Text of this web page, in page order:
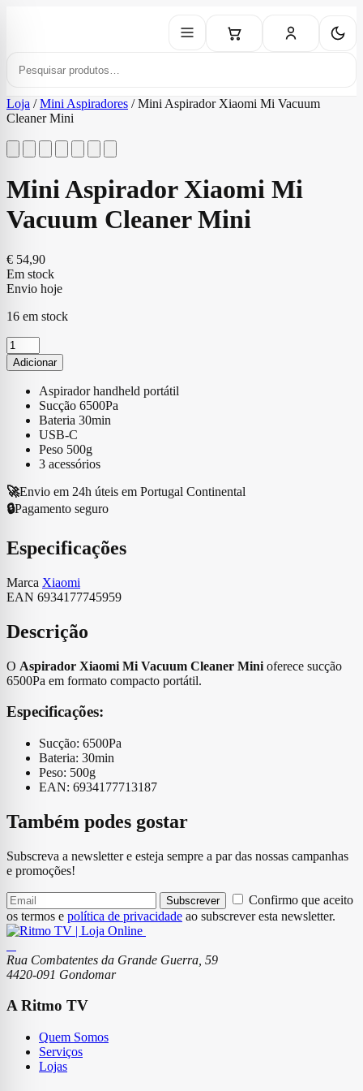
Loja / Mini Aspiradores / Mini Aspirador Xiaomi Mi Vacuum
Cleaner Mini
Mini Aspirador Xiaomi Mi
Vacuum Cleaner Mini
€ 54,90
Em stock
Envio hoje
16 em stock
Quantidade
de
Mini
Aspirador
Xiaomi
Vacuum
Cleaner
Mini
Adicionar
Aspirador handheld portátil
Sucção 6500Pa
Bateria 30min
USB-C
Peso 500g
3 acessórios
🚀Envio em 24h úteis em Portugal Continental
🔒Pagamento seguro
Especificações
Marca Xiaomi
EAN 6934177745959
Descrição
O Aspirador Xiaomi Mi Vacuum Cleaner Mini oferece sucção
6500Pa em formato compacto portátil.
Especificações:
Sucção: 6500Pa
Bateria: 30min
Peso: 500g
EAN: 6934177713187
Também podes gostar
Subscreva a newsletter e esteja sempre a par das nossas campanhas
e promoções!
Subscrever
Confirmo que aceito
os termos e política de privacidade ao subscrever esta newsletter.
Rua Combatentes da Grande Guerra, 59
4420-091 Gondomar
A Ritmo TV
Quem Somos
Serviços
Lojas